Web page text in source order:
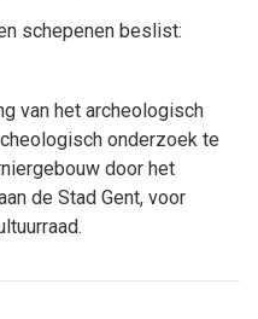
schepenen beslist:
van het archeologisch
onderzoek te
door het
de Stad Gent, voor